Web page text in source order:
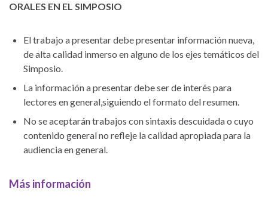
ORALES EN EL SIMPOSIO
El trabajo a presentar debe presentar información nueva,
de alta calidad inmerso en alguno de los ejes temáticos del
Simposio.
La información a presentar debe ser de interés para
lectores en general,siguiendo el formato del resumen.
No se aceptarán trabajos con sintaxis descuidada o cuyo
contenido general no refleje la calidad apropiada para la
audiencia en general.
Más información